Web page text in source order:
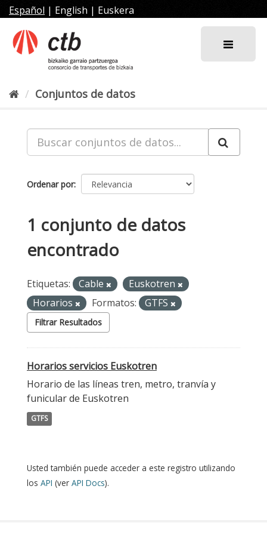
al
contenido
Español | English | Euskera
Conjuntos de datos
Ordenar por
1 conjunto de datos
encontrado
Etiquetas: Cable
Euskotren
Horarios
Formatos: GTFS
Filtrar Resultados
Horarios servicios Euskotren
Horario de las líneas tren, metro, tranvía y
funicular de Euskotren
GTFS
Usted también puede acceder a este registro utilizando
los API (ver API Docs).